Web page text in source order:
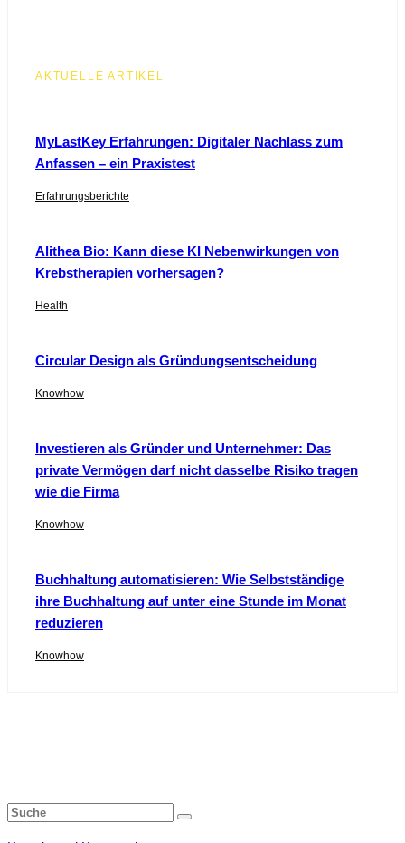
AKTUELLE ARTIKEL
MyLastKey Erfahrungen: Digitaler Nachlass zum
Anfassen – ein Praxistest
Erfahrungsberichte
Alithea Bio: Kann diese KI Nebenwirkungen von
Krebstherapien vorhersagen?
Health
Circular Design als Gründungsentscheidung
Knowhow
Investieren als Gründer und Unternehmer: Das
private Vermögen darf nicht dasselbe Risiko tragen
wie die Firma
Knowhow
Buchhaltung automatisieren: Wie Selbstständige
ihre Buchhaltung auf unter eine Stunde im Monat
reduzieren
Knowhow